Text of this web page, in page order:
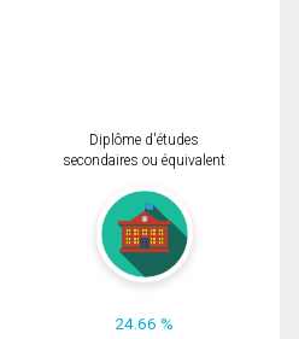
Diplôme d'études
secondaires ou équivalent
24.66 %